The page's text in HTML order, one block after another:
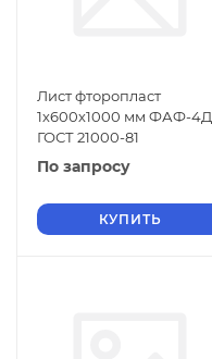
Лист фторопласт
1х600х1000 мм ФАФ-4Д
ГОСТ 21000-81
По запросу
КУПИТЬ